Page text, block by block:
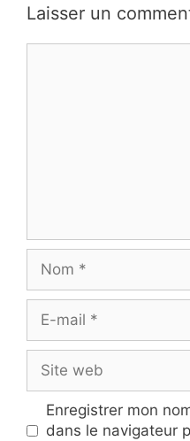
Laisser un
mail
web
Enregistrer mon
dans le navigateur